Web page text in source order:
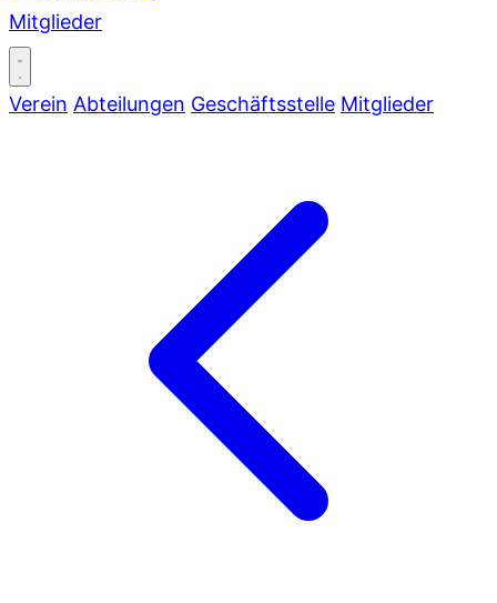
Mitglieder
Verein Abteilungen Geschäftsstelle Mitglieder